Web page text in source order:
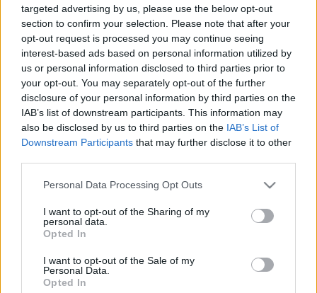
targeted advertising by us, please use the below opt-out
section to confirm your selection. Please note that after your
opt-out request is processed you may continue seeing
interest-based ads based on personal information utilized by
us or personal information disclosed to third parties prior to
your opt-out. You may separately opt-out of the further
disclosure of your personal information by third parties on the
IAB’s list of downstream participants. This information may
also be disclosed by us to third parties on the IAB’s List of
Downstream Participants that may further disclose it to other
Please note that this website/app uses one or more Google
not limited to your visit or usage behaviour. You may click to
grant or deny consent to Google and its third-party tags to
use your data for below specified purposes in below Google
consent section.
Personal Data Processing Opt Outs
I want to opt-out of the Sharing of my
personal data.
Opted In
I want to opt-out of the Sale of my
Personal Data.
Opted In
A nagy PortugálKajaTurné egy
szuper videón összefoglalva
világevő•2015. február 24.
Most, hogy pár nap múlva indulok a
KeralaBlogExpress-re, épp ideje volt, hogy az egyik
útitársam, egy spanyol blogger, Inma összerakta ezt
a szuper filmet a nagy októberi
Inma…
Tengeri pecázás Portugáliában -
világevő•2014. október 26.